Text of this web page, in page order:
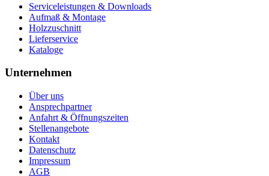
Serviceleistungen & Downloads
Aufmaß & Montage
Holzzuschnitt
Lieferservice
Kataloge
Unternehmen
Über uns
Ansprechpartner
Anfahrt & Öffnungszeiten
Stellenangebote
Kontakt
Datenschutz
Impressum
AGB